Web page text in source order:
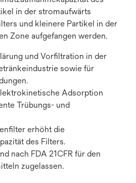
in der stromaufwärts
und kleinere Partikel in der
Zone aufgefangen werden.
und Vorfiltration in der
sowie für
Adsorption
Trübungs- und
erhöht die
des Filters.
nach FDA 21CFR für den
zugelassen.